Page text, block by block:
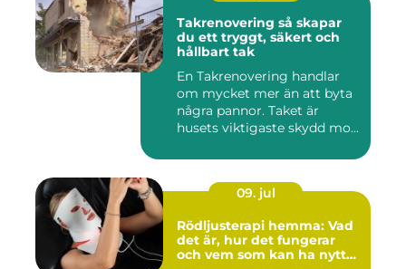
Takrenovering så skapar
du ett tryggt, säkert och
hållbart tak
En Takrenovering handlar
om mycket mer än att byta
några pannor. Taket är
husets viktigaste skydd mo...
09. jul
Rödljusterapi hemma: Vad
det är, hur det fungerar
och vem som kan ha nytta